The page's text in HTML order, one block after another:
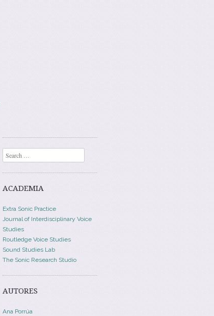
Search
ACADEMIA
Extra Sonic Practice
Journal of Interdisciplinary Voice
Studies
Routledge Voice Studies
Sound Studies Lab
The Sonic Research Studio
AUTORES
Ana Porrúa